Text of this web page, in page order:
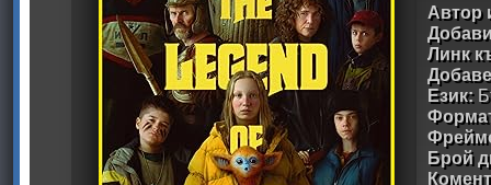
Автор
Линк
Език:
Брой